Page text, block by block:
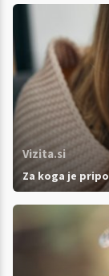
Vizita.si
Za koga je